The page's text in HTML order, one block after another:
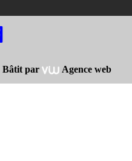
Bâtit par Agence web